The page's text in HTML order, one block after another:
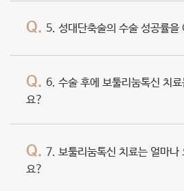
Q. 5. 성대단축술의 수술 성공률을
Q. 6. 수술 후에 보툴리눔톡신 치
요?
Q. 7. 보툴리눔톡신 치료는 얼마나
요?